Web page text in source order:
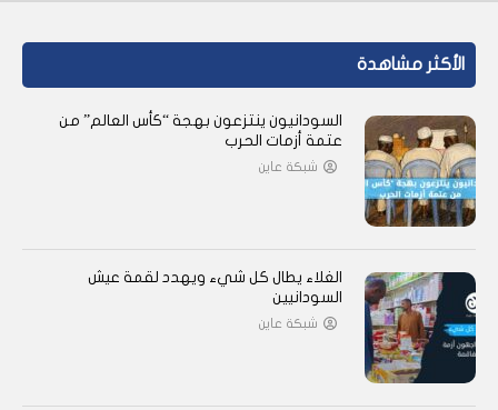
الأكثر مشاهدة
السودانيون ينتزعون بهجة “كأس العالم” من
عتمة أزمات الحرب
شبكة عاين
الغلاء يطال كل شيء ويهدد لقمة عيش
السودانيين
شبكة عاين